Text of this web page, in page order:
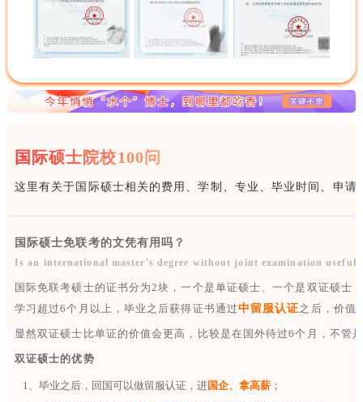
国际硕士院校100问
这里有关于国际硕士相关的费用、学制、专业、毕业时间、申
国际硕士免联考的文凭有用吗？
Is an international master's degree without joint examination useful
国际免联考硕士的证书分为2块，一个是单证硕士、一个是双证硕
学习超过6个月以上，毕业之后获得证书通过中留服认证之后，价值
显然双证硕士比单证的价值会更高，比较是在国外待过6个月，不管
双证硕士的优势
1、毕业之后，回国可以做留服认证，进国企、拿高薪；